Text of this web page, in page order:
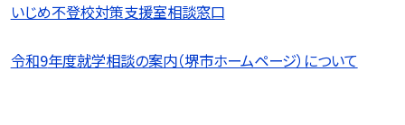
いじめ不登校対策支援室相談窓口
令和9年度就学相談の案内（堺市ホームページ）について